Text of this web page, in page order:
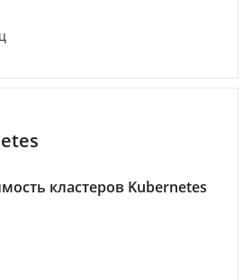
кластеров Kubernetes